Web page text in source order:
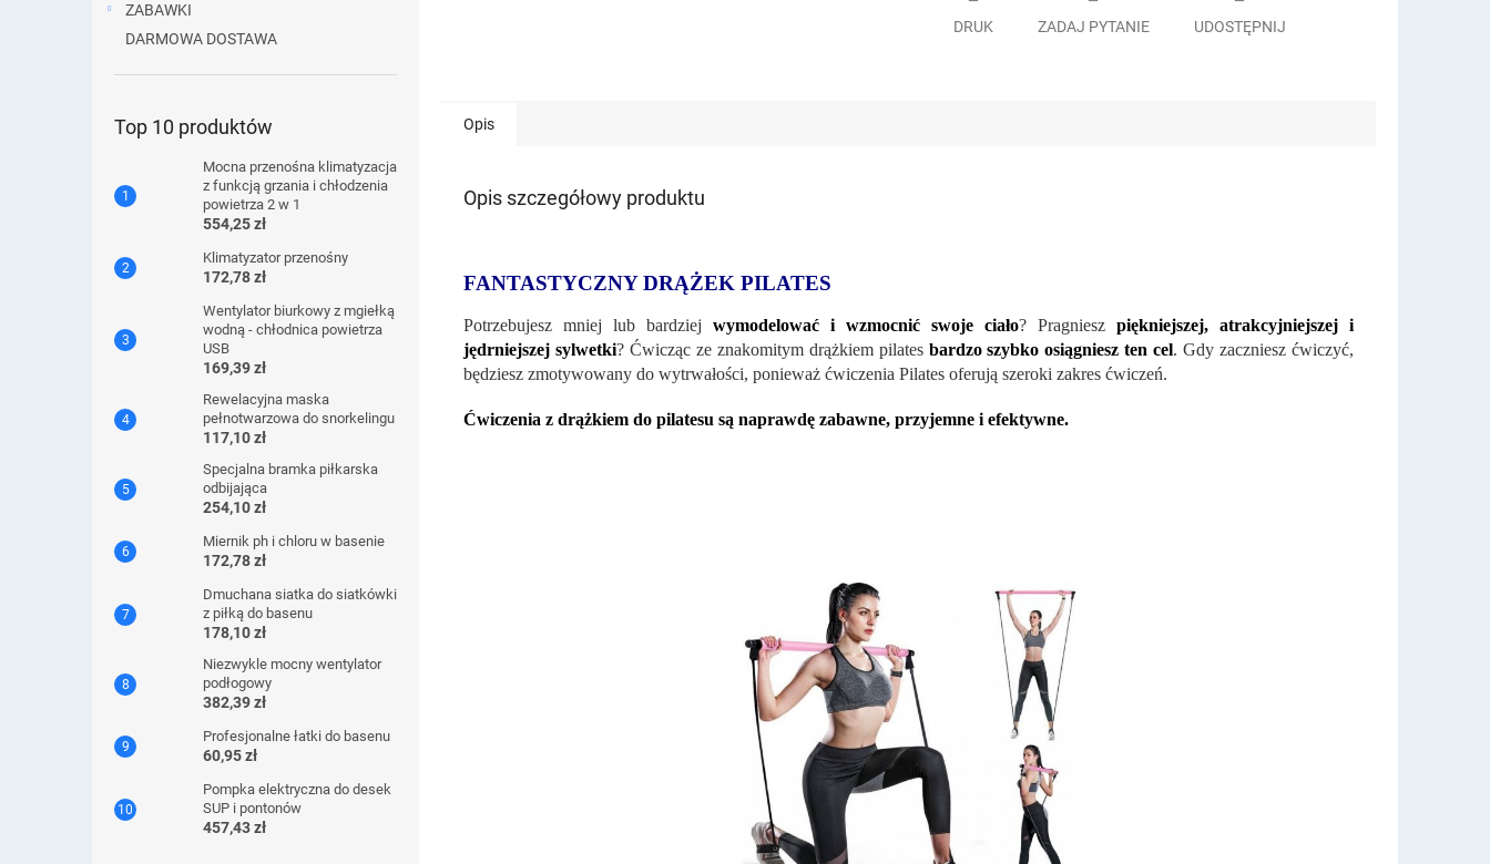
ZABAWKI
DARMOWA DOSTAWA
Top 10 produktów
Mocna przenośna klimatyzacja
z funkcją grzania i chłodzenia
powietrza 2 w 1
554,25 zł
Klimatyzator przenośny
172,78 zł
Wentylator biurkowy z mgiełką
wodną - chłodnica powietrza
USB
169,39 zł
Rewelacyjna maska ​​
pełnotwarzowa do snorkelingu
117,10 zł
Specjalna bramka piłkarska
odbijająca
254,10 zł
Miernik ph i chloru w basenie
172,78 zł
Dmuchana siatka do siatkówki
z piłką do basenu
178,10 zł
Niezwykle mocny wentylator
podłogowy
382,39 zł
Profesjonalne łatki do basenu
60,95 zł
Pompka elektryczna do desek
SUP i pontonów
457,43 zł
DRUK ZADAJ PYTANIE UDOSTĘPNIJ
Opis
Opis szczegółowy produktu
FANTASTYCZNY DRĄŻEK PILATES
Potrzebujesz mniej lub bardziej wymodelować i wzmocnić swoje ciało? Pragniesz piękniejszej, atrakcyjniejszej i
jędrniejszej sylwetki? Ćwicząc ze znakomitym drążkiem pilates bardzo szybko osiągniesz ten cel. Gdy zaczniesz ćwiczyć,
będziesz zmotywowany do wytrwałości, ponieważ ćwiczenia Pilates oferują szeroki zakres ćwiczeń.
Ćwiczenia z drążkiem do pilatesu są naprawdę zabawne, przyjemne i efektywne.